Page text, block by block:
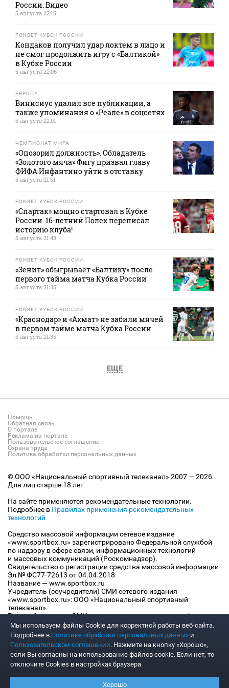
России. Видео
5 августа 22:15
FONBET КУБОК РОССИИ
Кондаков получил удар локтем в лицо и
не смог продолжить игру с «Балтикой»
в Кубке России
5 августа 22:06
ЕВРОПА
Винисиус удалил все публикации, а
также упоминания о «Реале» в соцсетях
5 августа 22:01
ЧЕМПИОНАТ МИРА
«Опозорил должность». Обладатель
«Золотого мяча» Фигу призвал главу
ФИФА Инфантино уйти в отставку
5 августа 21:51
FONBET КУБОК РОССИИ
«Спартак» мощно стартовал в Кубке
России. 16-летний Полех переписал
историю клуба!
5 августа 21:43
FONBET КУБОК РОССИИ
«Зенит» обыгрывает «Балтику» после
первого тайма матча Кубка России
5 августа 21:35
FONBET КУБОК РОССИИ
«Краснодар» и «Ахмат» не забили мячей
в первом тайме матча Кубка России
5 августа 21:35
ЕЩЕ
Помощь
Обратная связь
О портале
Реклама на портале
Пользовательское соглашение
Охрана труда
Политика обработки персональных данных
© ООО «Национальный спортивный телеканал» 2007 — 2026.
Для лиц старше 18 лет
На сайте применяются рекомендательные технологии.
Подробнее в Правилах применения рекомендательных
технологий
Средство массовой информации сетевое издание
«www.sportbox.ru» зарегистрировано Федеральной службой
по надзору в сфере связи, информационных технологий
и массовых коммуникаций (Роскомнадзор).
Свидетельство о регистрации средства массовой информации
Эл № ФС77-72613 от 04.04.2018
Название — www.sportbox.ru
Учредитель (соучредители) СМИ сетевого издания
«www.sportbox.ru»: ООО «Национальный спортивный
телеканал»
Главный редактор СМИ сетевого издания «www.sportbox.ru»:
Конов В.А.
Номер телефона редакции СМИ сетевого издания
«www.sportbox.ru»: +7 (495) 653 8419
Адрес электронной почты редакции СМИ сетевого издания
«www.sportbox.ru»: editor@sportbox.ru
Мы используем файлы Сookie для корректной работы веб-сайта.
Подробнее в Политике обработки персональных данных и
Пользовательском соглашении. Нажмите на кнопку «Хорошо»,
если Вы согласны на использование файлов cookie. Если нет, то
отключите Cookies в настройках браузера
Хорошо